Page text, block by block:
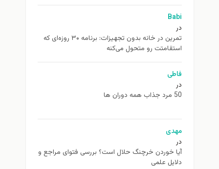
Babi
در
تمرین در خانه بدون تجهیزات: برنامه ۳۰ روزه‌ای که
استقامتت رو متحول می‌کنه
فاطی
در
50 مرد جذاب همه دوران ها
مهدی
در
آیا خوردن خرچنگ حلال است؟ بررسی فتوای مراجع و
دلایل علمی